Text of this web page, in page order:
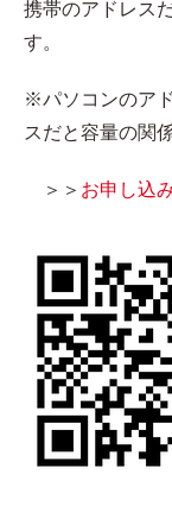
携帯のアドレス
す。
※パソコンのア
スだと容量の関
＞＞ お申し込